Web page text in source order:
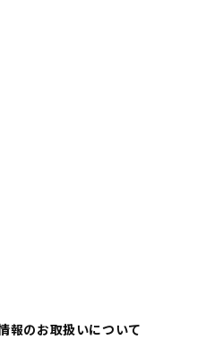
報のお取扱いについて